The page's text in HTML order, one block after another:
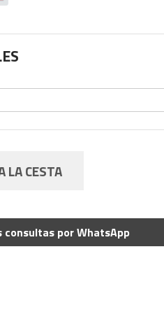
LA CESTA
consultas por WhatsApp